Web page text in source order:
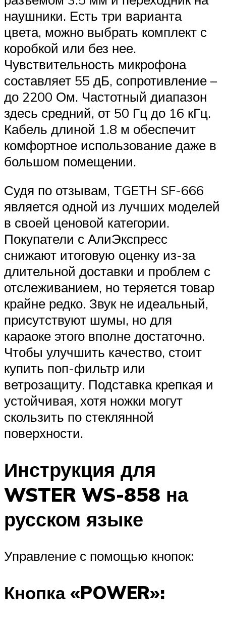
наушники. Есть три варианта
цвета, можно выбрать комплект с
коробкой или без нее.
Чувствительность микрофона
составляет 55 дБ, сопротивление –
до 2200 Ом. Частотный диапазон
здесь средний, от 50 Гц до 16 кГц.
Кабель длиной 1.8 м обеспечит
комфортное использование даже в
большом помещении.
Судя по отзывам, TGETH SF-666
является одной из лучших моделей
в своей ценовой категории.
Покупатели с АлиЭкспресс
снижают итоговую оценку из-за
длительной доставки и проблем с
отслеживанием, но теряется товар
крайне редко. Звук не идеальный,
присутствуют шумы, но для
караоке этого вполне достаточно.
Чтобы улучшить качество, стоит
купить поп-фильтр или
ветрозащиту. Подставка крепкая и
устойчивая, хотя ножки могут
скользить по стеклянной
поверхности.
Инструкция для
WSTER WS-858 на
русском языке
Управление с помощью кнопок:
Кнопка «POWER»: